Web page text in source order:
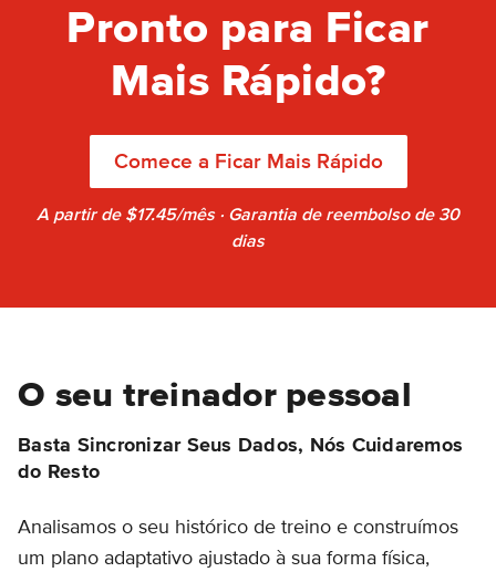
Pronto para Ficar
Mais Rápido?
Comece a Ficar Mais Rápido
A partir de $17.45/mês · Garantia de reembolso de 30
dias
O seu treinador pessoal
Basta Sincronizar Seus Dados, Nós Cuidaremos
do Resto
Analisamos o seu histórico de treino e construímos
um plano adaptativo ajustado à sua forma física,